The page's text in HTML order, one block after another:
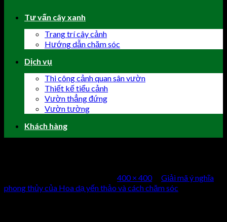
Tư vấn cây xanh
Trang trí cây cảnh
Hướng dẫn chăm sóc
Dịch vụ
Thi công cảnh quan sân vườn
Thiết kế tiểu cảnh
Vườn thẳng đứng
Vườn tường
Khách hàng
400 × 400in Giải mã ý nghĩa
phong thủy của Hoa dạ yến thảo và cách chăm sóc